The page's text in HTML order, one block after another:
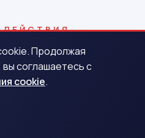
ДЕЙСТВИЯ
в Ефремах
Продолжая
соглашаетесь с
cookie.